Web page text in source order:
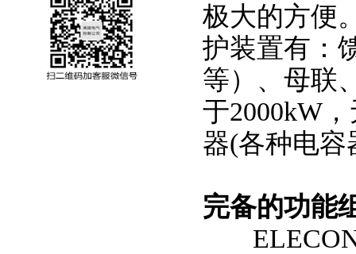
极大的方便
护装置有：
等）、母联
于2000kW
器(各种电
完备的功能